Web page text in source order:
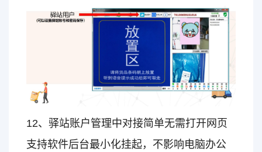
12、驿站账户管理中对接简单无需打开网页
支持软件后台最小化挂起，不影响电脑办公